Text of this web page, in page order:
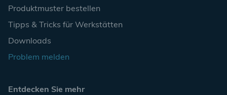
Produktmuster bestellen
Tipps & Tricks für Werkstätten
Downloads
Problem melden
Entdecken Sie mehr